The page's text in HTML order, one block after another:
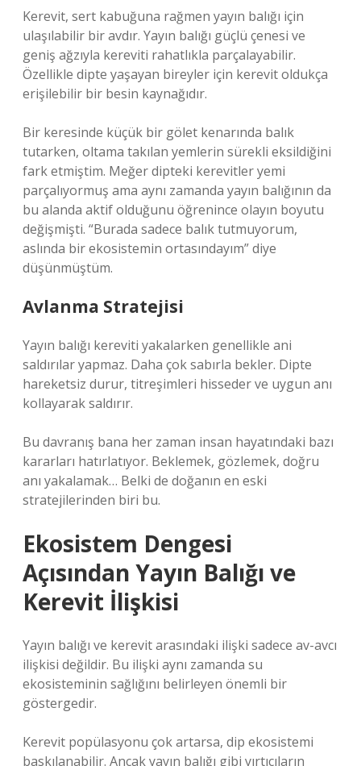
Kerevit, sert kabuğuna rağmen yayın balığı için
ulaşılabilir bir avdır. Yayın balığı güçlü çenesi ve
geniş ağzıyla kereviti rahatlıkla parçalayabilir.
Özellikle dipte yaşayan bireyler için kerevit oldukça
erişilebilir bir besin kaynağıdır.
Bir keresinde küçük bir gölet kenarında balık
tutarken, oltama takılan yemlerin sürekli eksildiğini
fark etmiştim. Meğer dipteki kerevitler yemi
parçalıyormuş ama aynı zamanda yayın balığının da
bu alanda aktif olduğunu öğrenince olayın boyutu
değişmişti. “Burada sadece balık tutmuyorum,
aslında bir ekosistemin ortasındayım” diye
düşünmüştüm.
Avlanma Stratejisi
Yayın balığı kereviti yakalarken genellikle ani
saldırılar yapmaz. Daha çok sabırla bekler. Dipte
hareketsiz durur, titreşimleri hisseder ve uygun anı
kollayarak saldırır.
Bu davranış bana her zaman insan hayatındaki bazı
kararları hatırlatıyor. Beklemek, gözlemek, doğru
anı yakalamak… Belki de doğanın en eski
stratejilerinden biri bu.
Ekosistem Dengesi
Açısından Yayın Balığı ve
Kerevit İlişkisi
Yayın balığı ve kerevit arasındaki ilişki sadece av-avcı
ilişkisi değildir. Bu ilişki aynı zamanda su
ekosisteminin sağlığını belirleyen önemli bir
göstergedir.
Kerevit popülasyonu çok artarsa, dip ekosistemi
baskılanabilir. Ancak yayın balığı gibi yırtıcıların